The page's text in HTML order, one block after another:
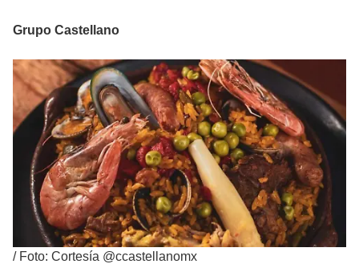
Grupo Castellano
/ Foto: Cortesía @ccastellanomx